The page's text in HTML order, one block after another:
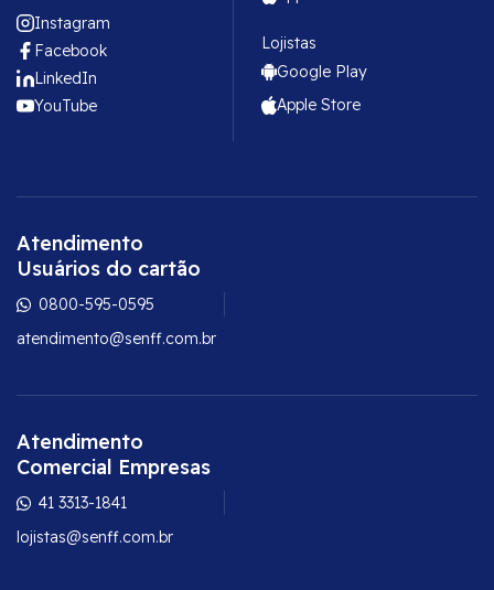
Lojistas
Google Play
Apple Store
Instagram
Facebook
LinkedIn
YouTube
Atendimento
Usuários do cartão
0800-595-0595
atendimento@senff.com.br
Atendimento
Comercial Empresas
41 3313-1841
lojistas@senff.com.br